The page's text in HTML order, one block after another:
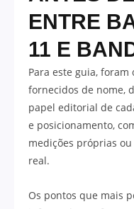
ENTRE
11 E
Para este guia, foram
fornecidos de nome,
papel editorial de
e posicionamento,
medições próprias
real.
Os pontos que mais